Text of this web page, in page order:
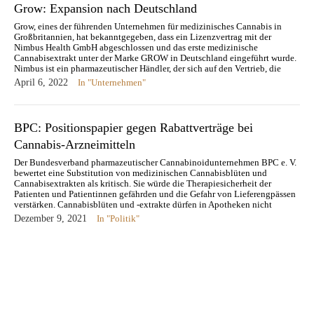
Grow: Expansion nach Deutschland
Grow, eines der führenden Unternehmen für medizinisches Cannabis in
Großbritannien, hat bekanntgegeben, dass ein Lizenzvertrag mit der
Nimbus Health GmbH abgeschlossen und das erste medizinische
Cannabisextrakt unter der Marke GROW in Deutschland eingeführt wurde.
Nimbus ist ein pharmazeutischer Händler, der sich auf den Vertrieb, die
Lizenzierung, den Verkauf und die…
April 6, 2022 In "Unternehmen"
BPC: Positionspapier gegen Rabattverträge bei
Cannabis-Arzneimitteln
Der Bundesverband pharmazeutischer Cannabinoidunternehmen BPC e. V.
bewertet eine Substitution von medizinischen Cannabisblüten und
Cannabisextrakten als kritisch. Sie würde die Therapiesicherheit der
Patienten und Patientinnen gefährden und die Gefahr von Lieferengpässen
verstärken. Cannabisblüten und -extrakte dürfen in Apotheken nicht
ausgetauscht werden. Sofern die verordnete Blütensorte oder der verordnete
Extrakt nicht…
Dezember 9, 2021 In "Politik"